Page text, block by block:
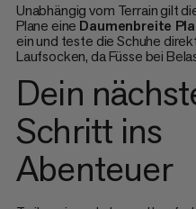
Unabhängig vom Terrain gilt
Plane eine Daumenbreite
ein und teste die Schuhe
Laufsocken, da Füsse bei
Dein
Schritt ins
Abenteuer